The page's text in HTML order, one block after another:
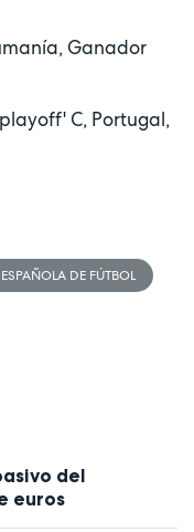
Ganador
C, Portugal,
DE FÚTBOL
del
euros